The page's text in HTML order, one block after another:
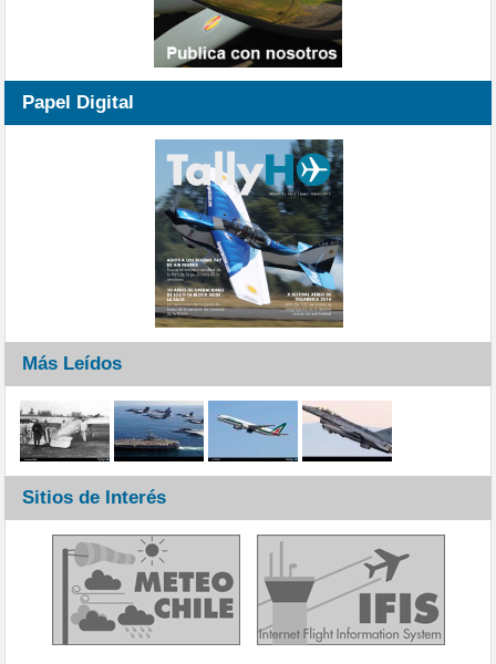
Papel Digital
Más Leídos
Sitios de Interés